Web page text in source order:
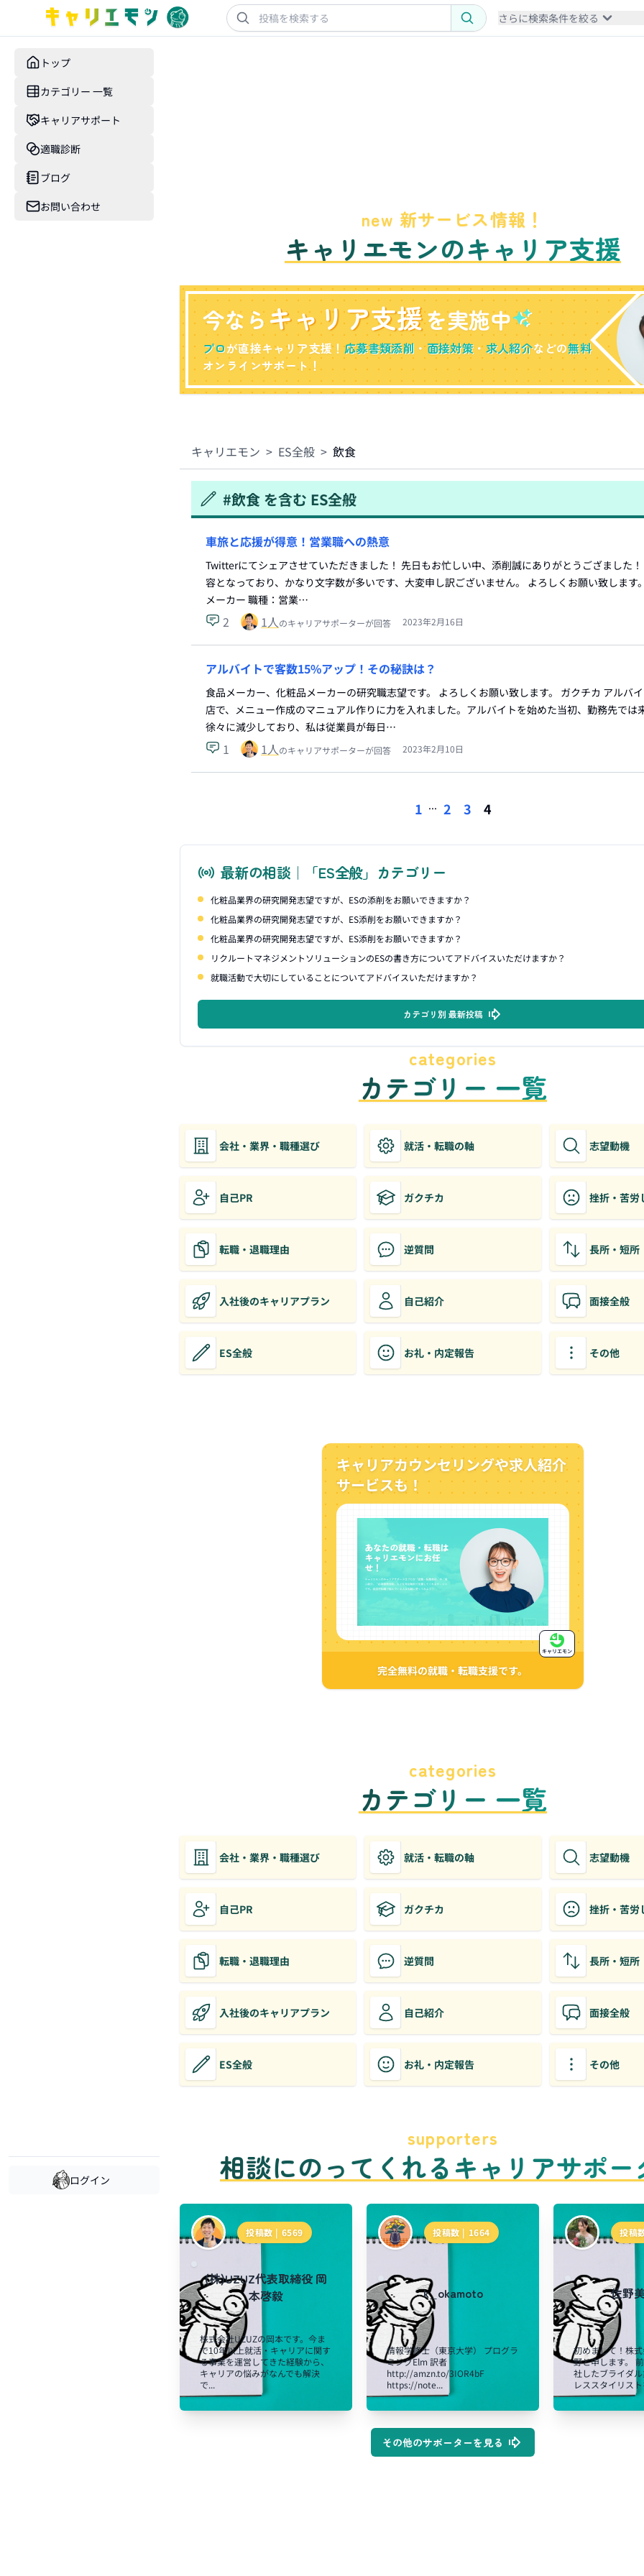
さらに検索条件を絞る
トップ
カテゴリー 一覧
キャリアサポート
適職診断
ブログ
お問い合わせ
ログイン
new 新サービス情報！
キャリエモンのキャリア支援
今ならキャリア支援を実施中
プロが直接キャリア支援！応募書類添削 ・面接対策 ・求人紹介などの無料
オンラインサポート！
キャリエモン > ES全般 > 飲食
#飲食 を含む ES全般
車旅と応援が得意！営業職への熱意
Twitterにてシェアさせていただきました！ 先日もお忙しい中、添削誠にありがとうござました！
容となっており、かなり文字数が多いです、大変申し訳ございません。 よろしくお願い致します
メーカー 職種：営業…
2 1人のキャリアサポーターが回答 2023年2月16日
アルバイトで客数15%アップ！その秘訣は？
食品メーカー、化粧品メーカーの研究職志望です。 よろしくお願い致します。 ガクチカ アルバ
店で、メニュー作成のマニュアル作りに力を入れました。アルバイトを始めた当初、勤務先では
徐々に減少しており、私は従業員が毎日…
1 1人のキャリアサポーターが回答 2023年2月10日
1 ... 2 3 4
最新の相談｜「ES全般」カテゴリー
化粧品業界の研究開発志望ですが、ESの添削をお願いできますか？
化粧品業界の研究開発志望ですが、ES添削をお願いできますか？
化粧品業界の研究開発志望ですが、ES添削をお願いできますか？
リクルートマネジメントソリューションのESの書き方についてアドバイスいただけますか？
就職活動で大切にしていることについてアドバイスいただけますか？
カテゴリ別 最新投稿
categories
カテゴリー 一覧
会社・業界・職種選び 就活・転職の軸 志望動機
自己PR ガクチカ 挫折・苦労
転職・退職理由 逆質問 長所・短所
入社後のキャリアプラン 自己紹介 面接全般
ES全般 お礼・内定報告 その他
キャリアカウンセリングや求人紹介
サービスも！
完全無料の就職・転職支援です。
キャリエモン
categories
カテゴリー 一覧
会社・業界・職種選び 就活・転職の軸 志望動機
自己PR ガクチカ 挫折・苦労
転職・退職理由 逆質問 長所・短所
入社後のキャリアプラン 自己紹介 面接全般
ES全般 お礼・内定報告 その他
supporters
相談にのってくれるキャリアサポー
投稿数 | 6569
(株)UZUZ代表取締役 岡
本啓毅
株式会社UZUZの岡本です。今ま
で10年以上就活・キャリアに関す
る事業を運営してきた経験から、
キャリアの悩みがなんでも解決
で...
投稿数 | 1664
k_okamoto
情報学修士（東京大学） プログラ
ミングElm 訳者
http://amzn.to/3IOR4bF
https://note...
投稿
佐野
初めまして！株
野と申します。
社したブライダ
レススタイリス
その他のサポーターを見る